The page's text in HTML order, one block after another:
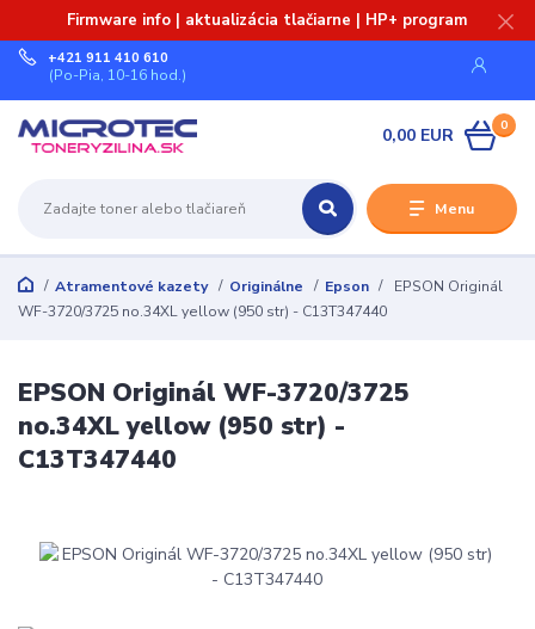
Firmware info | aktualizácia tlačiarne | HP+ program
Menu
+421 911 410 610
(Po-Pia, 10-16 hod.)
0
0,00 EUR
Atramentové kazety Originálne Epson
EPSON Originál
WF-3720/3725 no.34XL yellow (950 str) - C13T347440
EPSON Originál WF-3720/3725
no.34XL yellow (950 str) -
C13T347440